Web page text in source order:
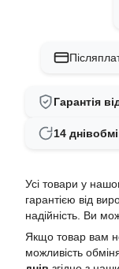
Гарантія
14 днів
Усі товари у
гарантією від
надійність. Ви
Якщо товар вам
можливість